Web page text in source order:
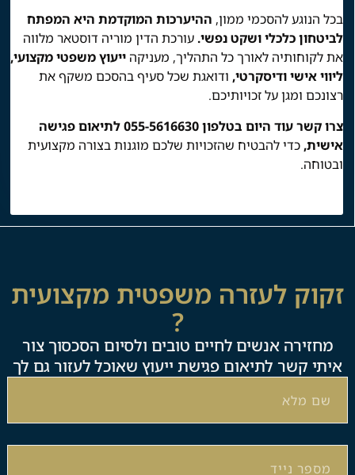
בכל הנוגע להסכמי ממון, ההיערכות המוקדמת היא המפתח
לביטחון כלכלי ושקט נפשי.עורכת הדין מוריה דוסטאר מלווה
את לקוחותיה לאורך כל התהליך, מעניקה ייעוץ משפטי מקצועי,
ליווי אישי ודיסקרטי,ודואגת שכל סעיף בהסכם משקף את
רצונכם ומגן על זכויותיכם.
צרו קשר עוד היום בטלפון ‭055-5616630‬ לתיאום פגישה
אישית,כדי להבטיח שהזכויות שלכם מוגנות בצורה מקצועית
ובטוחה.
זקוק לעזרה משפטית מקצועית
?
מחזירה אנשים לחיים טובים ולסיום הסכסוך צור
איתי קשר לתיאום פגישת ייעוץ שאוכל לעזור גם לך